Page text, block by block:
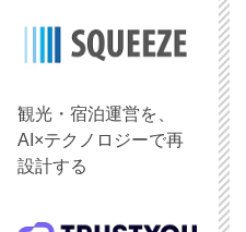
観光・宿泊運営を、
AI×テクノロジーで再
設計する